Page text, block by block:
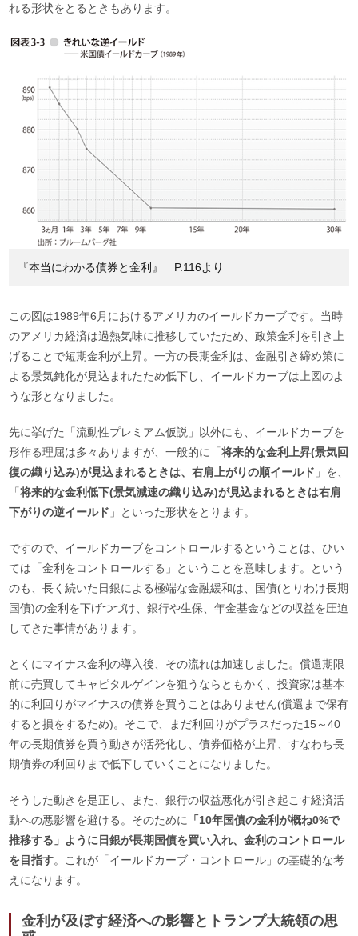
れる形状をとるときもあります。
『本当にわかる債券と金利』 P.116より
この図は1989年6月におけるアメリカのイールドカーブです。当時
のアメリカ経済は過熱気味に推移していたため、政策金利を引き上
げることで短期金利が上昇。一方の長期金利は、金融引き締め策に
よる景気鈍化が見込まれたため低下し、イールドカーブは上図のよ
うな形となりました。
先に挙げた「流動性プレミアム仮説」以外にも、イールドカーブを
形作る理屈は多々ありますが、一般的に「将来的な金利上昇(景気回
復の織り込み)が見込まれるときは、右肩上がりの順イールド 」を、
「将来的な金利低下(景気減速の織り込み)が見込まれるときは右肩
下がりの逆イールド 」といった形状をとります。
ですので、イールドカーブをコントロールするということは、ひい
ては「金利をコントロールする」ということを意味します。という
のも、長く続いた日銀による極端な金融緩和は、国債(とりわけ長期
国債)の金利を下げつづけ、銀行や生保、年金基金などの収益を圧迫
してきた事情があります。
とくにマイナス金利の導入後、その流れは加速しました。償還期限
前に売買してキャピタルゲインを狙うならともかく、投資家は基本
的に利回りがマイナスの債券を買うことはありません(償還まで保有
すると損をするため)。そこで、まだ利回りがプラスだった15～40
年の長期債券を買う動きが活発化し、債券価格が上昇、すなわち長
期債券の利回りまで低下していくことになりました。
そうした動きを是正し、また、銀行の収益悪化が引き起こす経済活
動への悪影響を避ける。そのために
「10年国債の金利が概ね0%で
推移する」ように日銀が長期国債を買い入れ、金利のコントロール
を目指す。これが「イールドカーブ・コントロール」の基礎的な考
えになります。
金利が及ぼす経済への影響とトランプ大統領の思